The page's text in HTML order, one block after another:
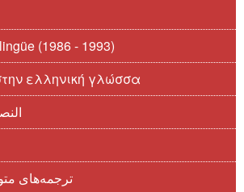
(1986 - 1993)
ελληνική γλώσσα
ترجمه‌های